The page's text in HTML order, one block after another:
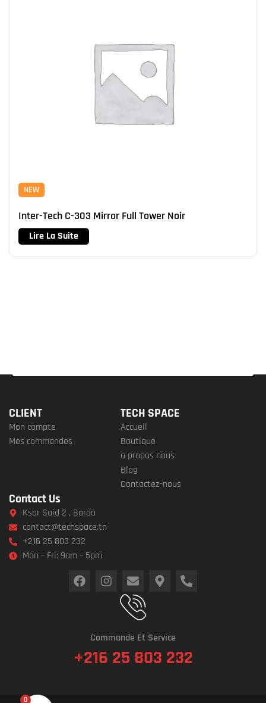
NEW
Inter-Tech C-303 Mirror Full Tower Noir
Lire La Suite
0
CLIENT
Mon compte
Mes commandes
TECH SPACE
Accueil
Boutique
a propos nous
Blog
Contactez-nous
Contact Us
Ksar Said 2 , Bardo
contact@techspace.tn
+216 25 803 232
Mon – Fri: 9am – 5pm
Commande Et Service
+216 25 803 232